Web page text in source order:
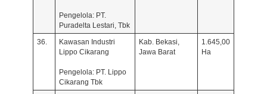
Pengelola: PT.
Puradelta Lestari, Tbk
36.
Kawasan Industri
Lippo Cikarang
Pengelola: PT. Lippo
Cikarang Tbk
Kab. Bekasi,
Jawa Barat
1.645,00
Ha